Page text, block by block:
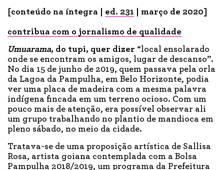
[conteúdo na íntegra | ed. 231 | março de 2020]
contribua com o jornalismo de qualidade
Umuarama, do tupi, quer dizer “local ensolarado
onde se encontram os amigos, lugar de descanso”.
No dia 15 de junho de 2019, quem passava pela orla
da Lagoa da Pampulha, em Belo Horizonte, podia
ver uma placa de madeira com a mesma palavra
indígena fincada em um terreno ocioso. Com um
pouco mais de atenção, era possível observar ali
um grupo trabalhando no plantio de mandioca em
pleno sábado, no meio da cidade.
Tratava-se de uma proposição artística de Sallisa
Rosa, artista goiana contemplada com a Bolsa
Pampulha 2018/2019, um programa da Prefeitura